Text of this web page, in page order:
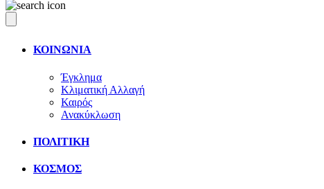
ΚΟΙΝΩΝΙΑ
Έγκλημα
Κλιματική Αλλαγή
Καιρός
Ανακύκλωση
ΠΟΛΙΤΙΚΗ
ΚΟΣΜΟΣ